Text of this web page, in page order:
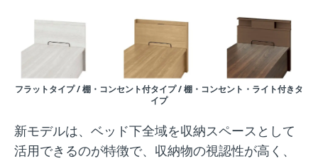
フラットタイプ / 棚・コンセント付タイプ / 棚・コンセント・ライト付きタ
イプ
新モデルは、ベッド下全域を収納スペースとして
活用できるのが特徴で、収納物の視認性が高く、